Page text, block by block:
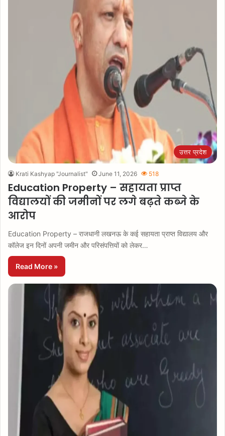
उत्तर प्रदेश
Krati Kashyap "Journalist" June 11, 2026 518
Education Property – सहायता प्राप्त
विद्यालयों की जमीनों पर लगे बढ़ते कब्जे के
आरोप
Education Property – राजधानी लखनऊ के कई सहायता प्राप्त विद्यालय और
कॉलेज इन दिनों अपनी जमीन और परिसंपत्तियों को लेकर…
Read More »